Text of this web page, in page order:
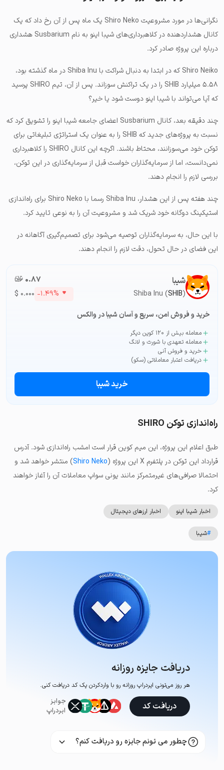
نگرانی‌ها در مورد مشروعیت Shiro Neko یک ماه پس از آن رخ داد که یک
کانال هشداردهنده در کلاهبرداری‌های شیبا اینو به نام Susbarium هشداری
درباره این پروژه صادر کرد.
Shiro Neiko که در ابتدا به دنبال شراکت با Shiba Inu در ماه گذشته بود،
۵.۵۸ میلیارد SHIB را در یک تراکنش سوزاند. پس از آن، تیم SHIRO پرسید
که آیا می‌تواند با شیبا اینو دوست شود یا خیر؟
چند دقیقه بعد، کانال Susbarium اعضای جامعه شیبا اینو را تشویق کرد که
نسبت به پروژه‌های جدید که SHIB را به عنوان یک استراتژی تبلیغاتی برای
توکن خود می‌سوزانند، محتاط باشند. اگرچه این کانال SHIRO را کلاهبرداری
نمی‌دانست، اما از سرمایه‌گذاران خواست قبل از سرمایه‌گذاری در این توکن،
بررسی لازم را انجام دهند.
چند هفته پس از این هشدار، Shiba Inu رسما با Shiro Neko برای راه‌اندازی
استیکینگ دوگانه خود شریک شد و مشروعیت آن را به نوعی تایید کرد.
با این حال، به سرمایه‌گذاران توصیه می‌شود برای تصمیم‌گیری آگاهانه در
این فضای در حال تحول، دقت لازم را انجام دهند.
شیبا
Shiba Inu (SHIB)
۰.۸۷ تومان-ء
$ ۰.۰۰۰ -۱.۴۹%
خرید و فروش امن، سریع و آسان شیبا در والکس
معامله بیش از ۱۲۰ کوین دیگر
معامله تعهدی با شورت و لانگ
خرید و فروش آنی
دریافت اعتبار معاملاتی (سکو)
خرید شیبا
راه‌اندازی توکن SHIRO
طبق اعلام این پروژه، این میم کوین قرار است امشب راه‌اندازی شود. آدرس
قرارداد این توکن در پلتفرم X این پروژه (
Shiro Neko) منتشر خواهد شد و
احتمالا صرافی‌های غیرمتمرکز مانند یونی سواپ معاملات آن را آغاز خواهند
کرد.
اخبار شیبا اینو اخبار ارزهای دیجیتال
#شیبا
دریافت جایزه روزانه
هر روز می‌تونی ایردراپ روزانه رو با وارد‌کردن یک کد دریافت کنی.
جوایز
ایردراپ
دریافت کد
چطور می تونم جایزه رو دریافت کنم؟